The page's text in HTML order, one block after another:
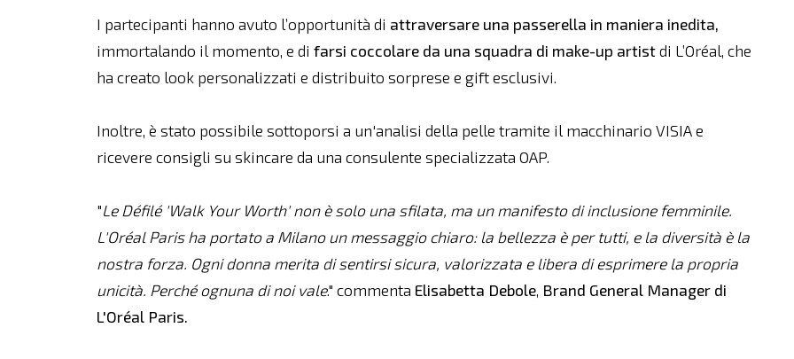
I partecipanti hanno avuto l’opportunità di attraversare una passerella in maniera inedita,
immortalando il momento, e di farsi coccolare da una squadra di make-up artistdi L’Oréal, che
ha creato look personalizzati e distribuito sorprese e gift esclusivi.
Inoltre, è stato possibile sottoporsi a un'analisi della pelle tramite il macchinario VISIA e
ricevere consigli su skincare da una consulente specializzata OAP.
"Le Défilé 'Walk Your Worth' non è solo una sfilata, ma un manifesto di inclusione femminile.
L'Oréal Paris ha portato a Milano un messaggio chiaro: la bellezza è per tutti, e la diversità è la
nostra forza. Ogni donna merita di sentirsi sicura, valorizzata e libera di esprimere la propria
unicità. Perché ognuna di noi vale." commenta Elisabetta Debole, Brand General Manager di
L'Oréal Paris.